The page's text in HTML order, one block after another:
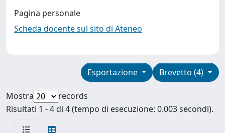
Pagina personale
Scheda docente sul sito di Ateneo
Brevetto (4)
Esportazione
Mostra
records
Risultati 1 - 4 di 4 (tempo di esecuzione: 0.003 secondi).